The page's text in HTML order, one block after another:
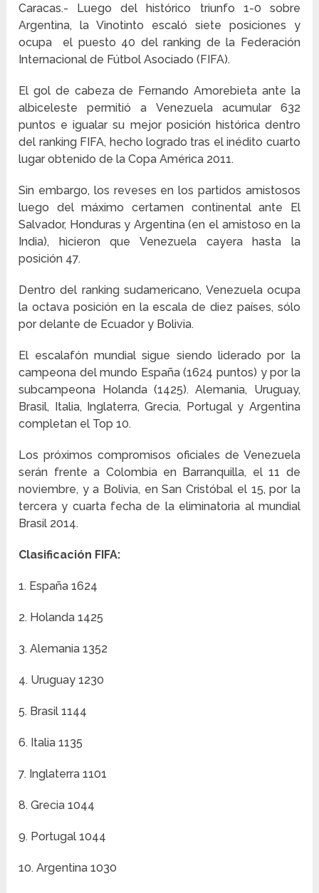
Caracas.- Luego del histórico triunfo 1-0 sobre
Argentina, la Vinotinto escaló siete posiciones y
ocupa el puesto 40 del ranking de la Federación
Internacional de Fútbol Asociado (FIFA).
El gol de cabeza de Fernando Amorebieta ante la
albiceleste permitió a Venezuela acumular 632
puntos e igualar su mejor posición histórica dentro
del ranking FIFA, hecho logrado tras el inédito cuarto
lugar obtenido de la Copa América 2011.
Sin embargo, los reveses en los partidos amistosos
luego del máximo certamen continental ante El
Salvador, Honduras y Argentina (en el amistoso en la
India), hicieron que Venezuela cayera hasta la
posición 47.
Dentro del ranking sudamericano, Venezuela ocupa
la octava posición en la escala de diez países, sólo
por delante de Ecuador y Bolivia.
El escalafón mundial sigue siendo liderado por la
campeona del mundo España (1624 puntos) y por la
subcampeona Holanda (1425). Alemania, Uruguay,
Brasil, Italia, Inglaterra, Grecia, Portugal y Argentina
completan el Top 10.
Los próximos compromisos oficiales de Venezuela
serán frente a Colombia en Barranquilla, el 11 de
noviembre, y a Bolivia, en San Cristóbal el 15, por la
tercera y cuarta fecha de la eliminatoria al mundial
Brasil 2014.
Clasificación FIFA:
1. España 1624
2. Holanda 1425
3. Alemania 1352
4. Uruguay 1230
5. Brasil 1144
6. Italia 1135
7. Inglaterra 1101
8. Grecia 1044
9. Portugal 1044
10. Argentina 1030